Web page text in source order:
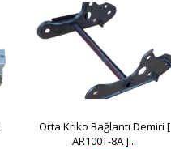
Orta Kriko Bağlantı Demiri [
AR100T-8A ]...